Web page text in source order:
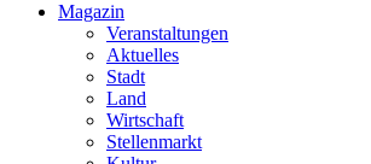
Magazin
Veranstaltungen
Aktuelles
Stadt
Land
Wirtschaft
Stellenmarkt